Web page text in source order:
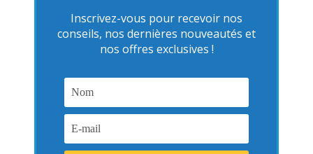
Inscrivez-vous pour recevoir nos
conseils, nos dernières nouveautés et
nos offres exclusives !